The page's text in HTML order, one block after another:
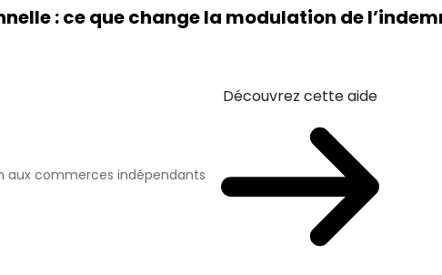
: ce que change la modulation de
aux commerces indépendants
Découvrez cette aide